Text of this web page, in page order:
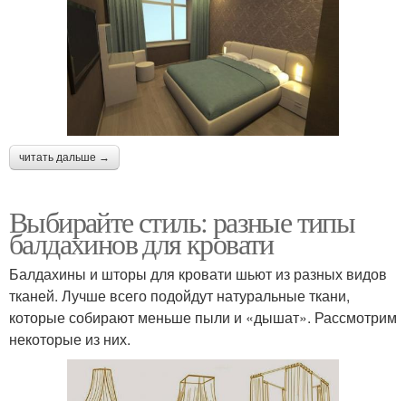
читать дальше →
Выбирайте стиль: разные типы
балдахинов для кровати
Балдахины и шторы для кровати шьют из разных видов
тканей. Лучше всего подойдут натуральные ткани,
которые собирают меньше пыли и «дышат». Рассмотрим
некоторые из них.